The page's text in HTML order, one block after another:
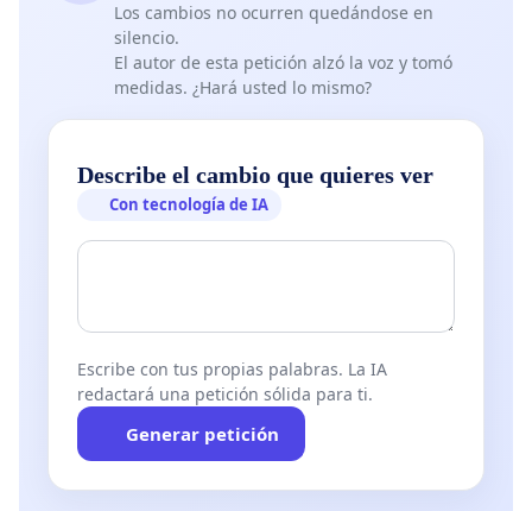
Los cambios no ocurren quedándose en
silencio.
El autor de esta petición alzó la voz y tomó
medidas. ¿Hará usted lo mismo?
Describe el cambio que quieres ver
Con tecnología de IA
Escribe con tus propias palabras. La IA
redactará una petición sólida para ti.
Generar petición